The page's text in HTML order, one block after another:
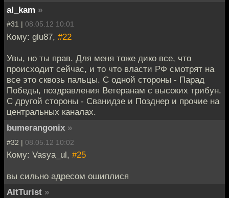
al_kam »
#31 | 08.05.12 10:01
Кому: glu87, #22
Увы, но ты прав. Для меня тоже дико все, что
происходит сейчас, и то что власти РФ смотрят на
все это сквозь пальцы. С одной стороны - Парад
Победы, поздравления Ветеранам с высоких трибун.
С другой стороны - Сванидзе и Позднер и прочие на
центральных каналах.
bumerangonix »
#32 | 08.05.12 10:02
Кому: Vasya_ul, #25
вы сильно адресом ошиплися
AltTurist »